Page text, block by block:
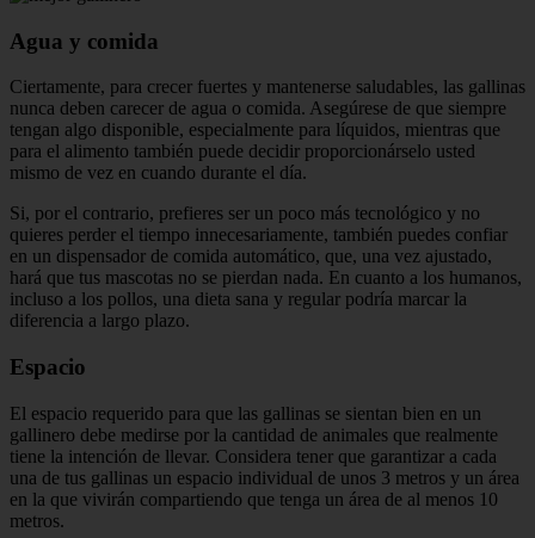
Agua y comida
Ciertamente, para crecer fuertes y mantenerse saludables, las gallinas
nunca deben carecer de agua o comida. Asegúrese de que siempre
tengan algo disponible, especialmente para líquidos, mientras que
para el alimento también puede decidir proporcionárselo usted
mismo de vez en cuando durante el día.
Si, por el contrario, prefieres ser un poco más tecnológico y no
quieres perder el tiempo innecesariamente, también puedes confiar
en un dispensador de comida automático, que, una vez ajustado,
hará que tus mascotas no se pierdan nada. En cuanto a los humanos,
incluso a los pollos, una dieta sana y regular podría marcar la
diferencia a largo plazo.
Espacio
El espacio requerido para que las gallinas se sientan bien en un
gallinero debe medirse por la cantidad de animales que realmente
tiene la intención de llevar. Considera tener que garantizar a cada
una de tus gallinas un espacio individual de unos 3 metros y un área
en la que vivirán compartiendo que tenga un área de al menos 10
metros.